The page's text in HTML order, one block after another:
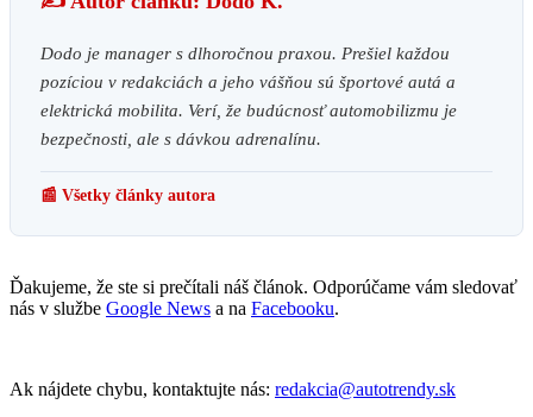
Dodo je manager s dlhoročnou praxou. Prešiel každou
pozíciou v redakciách a jeho vášňou sú športové autá a
elektrická mobilita. Verí, že budúcnosť automobilizmu je
bezpečnosti, ale s dávkou adrenalínu.
📰 Všetky články autora
Ďakujeme, že ste si prečítali náš článok. Odporúčame vám sledovať
nás v službe Google News a na Facebooku.
Ak nájdete chybu, kontaktujte nás: redakcia@autotrendy.sk